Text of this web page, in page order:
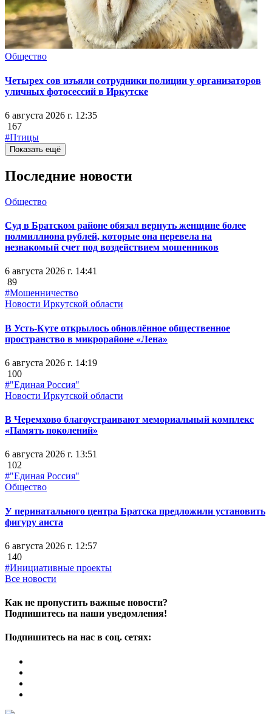
Общество
Четырех сов изъяли сотрудники полиции у организаторов
уличных фотосессий в Иркутске
6 августа 2026 г. 12:35
167
#Птицы
Показать ещё
Последние новости
Общество
Суд в Братском районе обязал вернуть женщине более
полмиллиона рублей, которые она перевела на
незнакомый счет под воздействием мошенников
6 августа 2026 г. 14:41
89
#Мошенничество
Новости Иркутской области
В Усть-Куте открылось обновлённое общественное
пространство в микрорайоне «Лена»
6 августа 2026 г. 14:19
100
#"Единая Россия"
Новости Иркутской области
В Черемхово благоустраивают мемориальный комплекс
«Память поколений»
6 августа 2026 г. 13:51
102
#"Единая Россия"
Общество
У перинатального центра Братска предложили установить
фигуру аиста
6 августа 2026 г. 12:57
140
#Инициативные проекты
Все новости
Как не пропустить важные новости?
Подпишитесь на наши уведомления!
Подпишитесь на нас в соц. сетях: